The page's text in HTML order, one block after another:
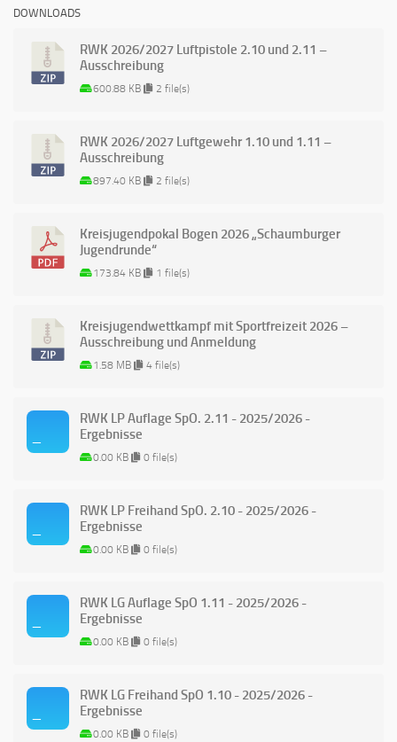
DOWNLOADS
RWK 2026/2027 Luftpistole 2.10 und 2.11 –
Ausschreibung
600.88 KB 2 file(s)
RWK 2026/2027 Luftgewehr 1.10 und 1.11 –
Ausschreibung
897.40 KB 2 file(s)
Kreisjugendpokal Bogen 2026 „Schaumburger
Jugendrunde“
173.84 KB 1 file(s)
Kreisjugendwettkampf mit Sportfreizeit 2026 –
Ausschreibung und Anmeldung
1.58 MB 4 file(s)
RWK LP Auflage SpO. 2.11 - 2025/2026 -
Ergebnisse
0.00 KB 0 file(s)
RWK LP Freihand SpO. 2.10 - 2025/2026 -
Ergebnisse
0.00 KB 0 file(s)
RWK LG Auflage SpO 1.11 - 2025/2026 -
Ergebnisse
0.00 KB 0 file(s)
RWK LG Freihand SpO 1.10 - 2025/2026 -
Ergebnisse
0.00 KB 0 file(s)